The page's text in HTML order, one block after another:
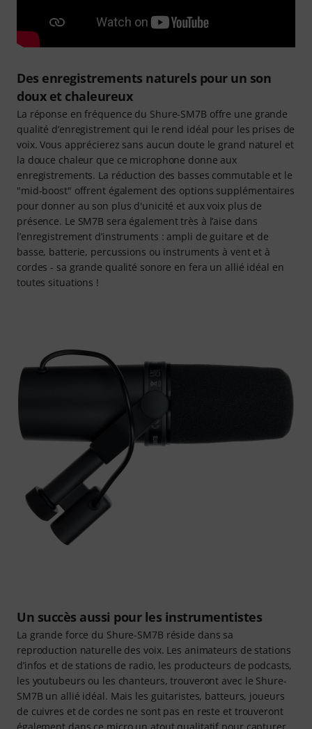
Des enregistrements naturels pour un son
doux et chaleureux
La réponse en fréquence du Shure-SM7B offre une grande
qualité d’enregistrement qui le rend idéal pour les prises de
voix. Vous apprécierez sans aucun doute le grand naturel et
la douce chaleur que ce microphone donne aux
enregistrements. La réduction des basses commutable et le
"mid-boost" offrent également des options supplémentaires
pour donner au son plus d'unicité et aux voix plus de
présence. Le SM7B sera également très à l’aise dans
l’enregistrement d’instruments : ampli de guitare et de
basse, batterie, percussions ou instruments à vent et à
cordes - sa grande qualité sonore en fera un allié idéal en
toutes situations !
Un succès aussi pour les instrumentistes
La grande force du Shure-SM7B réside dans sa
reproduction naturelle des voix. Les animateurs de stations
d’infos et de stations de radio, les producteurs de podcasts,
les youtubeurs ou les chanteurs, trouveront avec le Shure-
SM7B un allié idéal. Mais les guitaristes, batteurs, joueurs
de cuivres et de cordes ne sont pas en reste et trouveront